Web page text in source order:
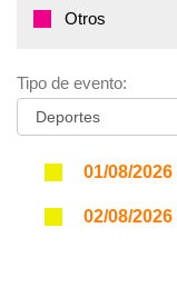
Otros
Tipo de evento:
01/08/2026
02/08/2026